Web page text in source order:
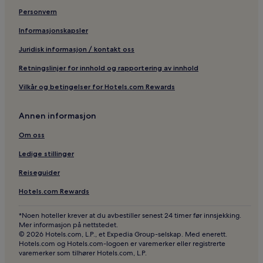
Familiehoteller i Lisboa
Hoteller med vingård i Lisboa
Hoteller med kjøkken i Lisboa
Hoteller nær Rua Augusta Arch
Billige hoteller i Estrela
Hoteller med frokost inkludert i Santo António
Hoteller nær Joao de Deus museum
Hoteller med frokost inkludert i Lisboa
Hoteller nær Baixa-Chiado stasjon
Hoteller med basseng i Lisboa
Hoteller nær Santa Catarina utsiktspunkt
Hoteller i Santo António
Kjæledyrvennlige hoteller i Misericórdia
Hoteller nær Coliseu dos Recreios
Personvern
Informasjonskapsler
Juridisk informasjon / kontakt oss
Retningslinjer for innhold og rapportering av innhold
Vilkår og betingelser for Hotels.com Rewards
Annen informasjon
Om oss
Ledige stillinger
Reiseguider
Hotels.com Rewards
*Noen hoteller krever at du avbestiller senest 24 timer før innsjekking.
Mer informasjon på nettstedet.
© 2026 Hotels.com, L.P., et Expedia Group-selskap. Med enerett.
Hotels.com og Hotels.com-logoen er varemerker eller registrerte
varemerker som tilhører Hotels.com, L.P.